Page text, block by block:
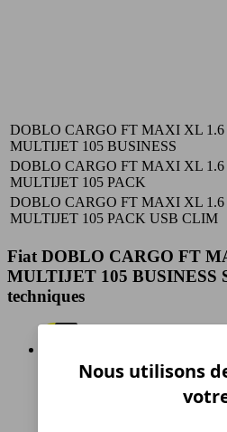
DOBLO CARGO FT MAXI XL 1.6
MULTIJET 105 BUSINESS
DOBLO CARGO FT MAXI XL 1.6
MULTIJET 105 PACK
DOBLO CARGO FT MAXI XL 1.6
MULTIJET 105 PACK USB CLIM
Fiat DOBLO CARGO FT
MULTIJET 105 BUSINESS
techniques
Nous utilisons